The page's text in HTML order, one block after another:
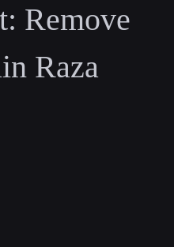
Remove
Raza